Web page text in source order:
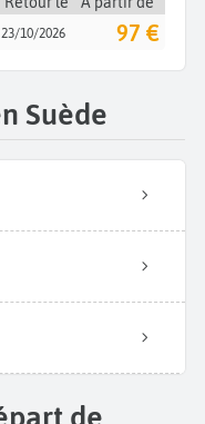
23/10/2026 97 €
Suède